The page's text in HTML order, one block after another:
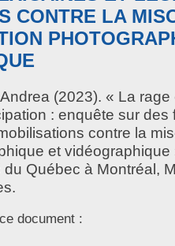
CONTRE LA
(2023). « La
: enquête sur des
contre la
et
Québec à Montréal,
document :